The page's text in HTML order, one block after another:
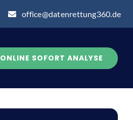
office@datenrettung360.de
ONLINE SOFORT ANALYSE